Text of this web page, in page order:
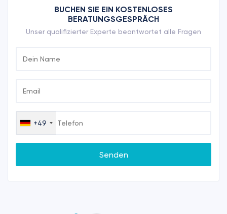
BUCHEN SIE EIN KOSTENLOSES
BERATUNGSGESPRÄCH
Unser qualifizierter Experte beantwortet alle Fragen
Germany
+49
+49
Senden